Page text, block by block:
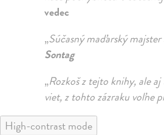
vedec
„Súčasný maďarský
Sontag
„Rozkoš z tejto knihy, ale
viet, z tohto zázraku voľne
High-contrast mode